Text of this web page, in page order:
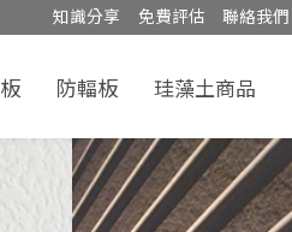
知識分享 免費評估 聯絡我們
防輻板 珪藻土商品